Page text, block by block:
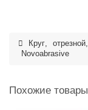
Круг, отрезной,
Novoabrasive
Похожие товары